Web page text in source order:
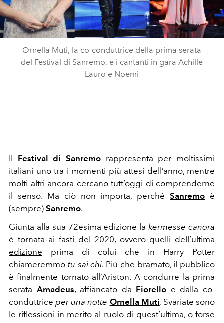
Ornella Muti, la co-conduttrice della prima serata
del Festival di Sanremo, e i cantanti in gara Achille
Lauro e Noemi
Il Festival di Sanremo rappresenta per moltissimi
italiani uno tra i momenti più attesi dell’anno, mentre
molti altri ancora cercano tutt’oggi di comprenderne
il senso. Ma ciò non importa, perchéSanremo è
(sempre) Sanremo.
Giunta alla sua 72esima edizione lakermesse canora
è tornata ai fasti del 2020, ovvero quelli dell’ultima
edizione prima di colui che in Harry Potter
chiameremmo tu sai chi. Più che bramato, il pubblico
è finalmente tornato all’Ariston. A condurre la prima
serata Amadeus, affiancato da Fiorello e dalla co-
conduttriceper una notte Ornella Muti. Svariate sono
le riflessioni in merito al ruolo di quest’ultima, o forse